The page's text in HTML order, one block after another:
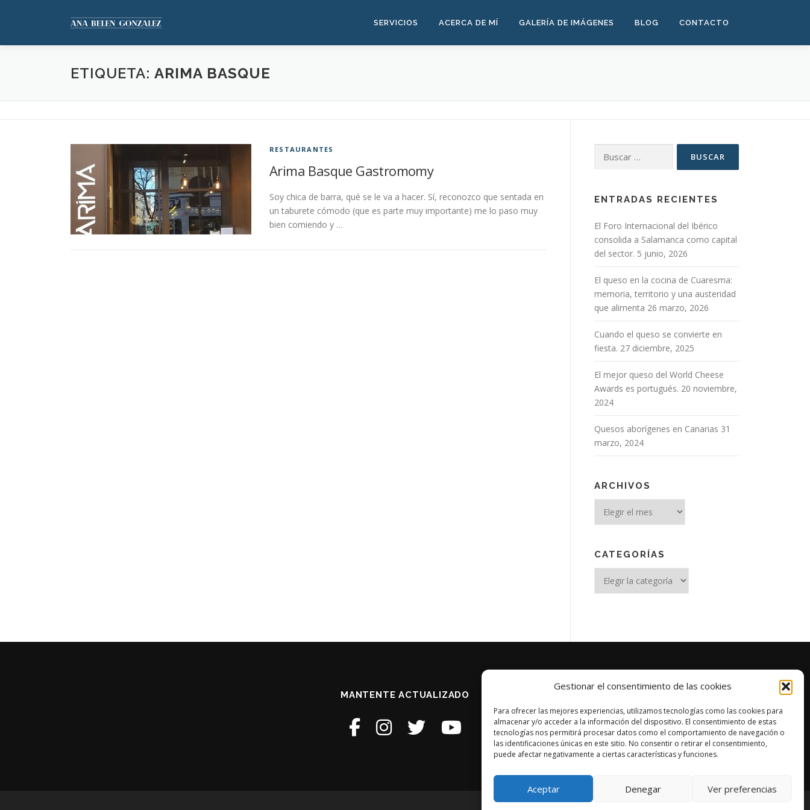
Gestionar el consentimiento de las cookies
Para ofrecer las mejores experiencias, utilizamos tecnologías como las cookies para
almacenar y/o acceder a la información del dispositivo. El consentimiento de estas
tecnologías nos permitirá procesar datos como el comportamiento de navegación o
las identificaciones únicas en este sitio. No consentir o retirar el consentimiento,
puede afectar negativamente a ciertas características y funciones.
Aceptar Denegar Ver preferencias
SERVICIOS ACERCA DE MÍ GALERÍA DE IMÁGENES BLOG CONTACTO
ETIQUETA: ARIMA BASQUE
RESTAURANTES
Arima Basque Gastromomy
Soy chica de barra, qué se le va a hacer. Sí, reconozco que sentada en
un taburete cómodo (que es parte muy importante) me lo paso muy
bien comiendo y …
ENTRADAS RECIENTES
El Foro Internacional del Ibérico
consolida a Salamanca como capital
del sector. 5 junio, 2026
El queso en la cocina de Cuaresma:
memoria, territorio y una austeridad
que alimenta 26 marzo, 2026
Cuando el queso se convierte en
fiesta. 27 diciembre, 2025
El mejor queso del World Cheese
Awards es portugués. 20 noviembre,
2024
Quesos aborígenes en Canarias 31
marzo, 2024
ARCHIVOS
CATEGORÍAS
MANTENTE ACTUALIZADO